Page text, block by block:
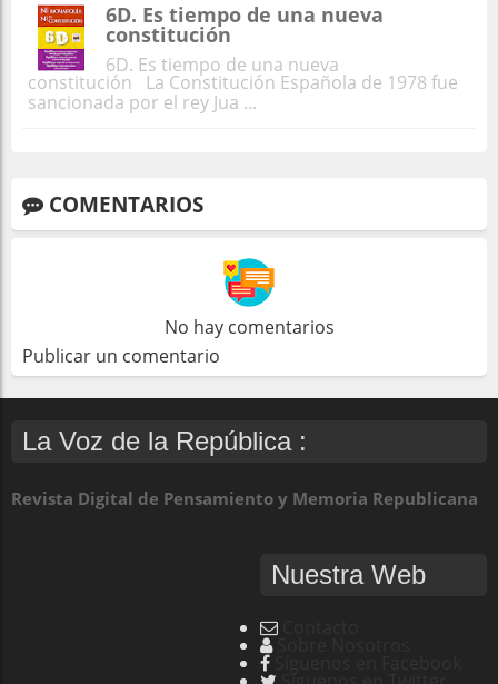
6D. Es tiempo de una nueva
constitución
6D. Es tiempo de una nueva
constitución La Constitución Española de 1978 fue
sancionada por el rey Jua ...
COMENTARIOS
No hay comentarios
Publicar un comentario
La Voz de la República :
Revista Digital de Pensamiento y Memoria Republicana
Nuestra Web